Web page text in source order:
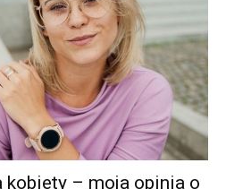
kobiety – moja opinia o